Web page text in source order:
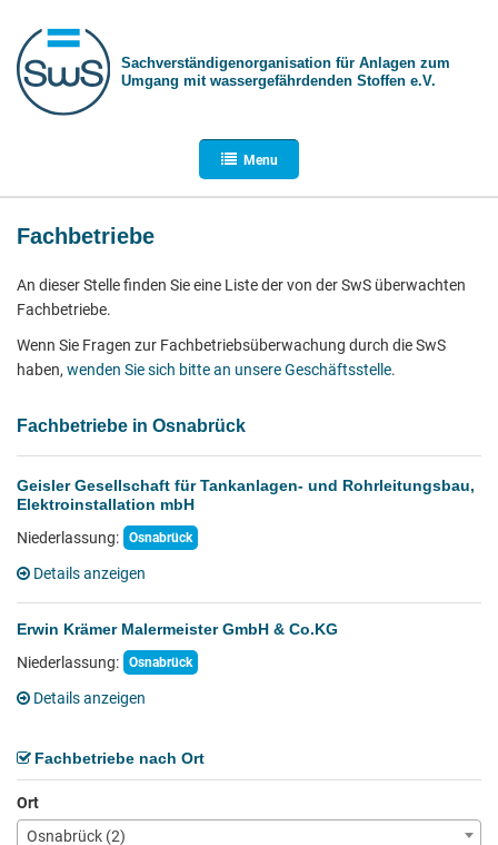
Sachverständigen­organisation für Anlagen zum
Umgang mit wasser­gefährdenden Stoffen e.V.
Menu
Fachbetriebe
An dieser Stelle finden Sie eine Liste der von der SwS überwachten
Fachbetriebe.
Wenn Sie Fragen zur Fachbetriebsüberwachung durch die SwS
haben, wenden Sie sich bitte an unsere Geschäftsstelle.
Fachbetriebe in Osnabrück
Geisler Gesellschaft für Tankanlagen- und Rohrleitungsbau,
Elektroinstallation mbH
Niederlassung:
Osnabrück
Details anzeigen
Erwin Krämer Malermeister GmbH & Co.KG
Niederlassung:
Osnabrück
Details anzeigen
Fachbetriebe nach Ort
Ort
Osnabrück (2)